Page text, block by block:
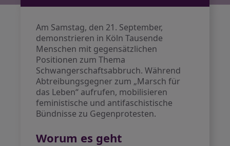
Am Samstag, den 21. September,
demonstrieren in Köln Tausende
Menschen mit gegensätzlichen
Positionen zum Thema
Schwangerschaftsabbruch. Während
Abtreibungsgegner zum „Marsch für
das Leben“ aufrufen, mobilisieren
feministische und antifaschistische
Bündnisse zu Gegenprotesten.
Worum es geht